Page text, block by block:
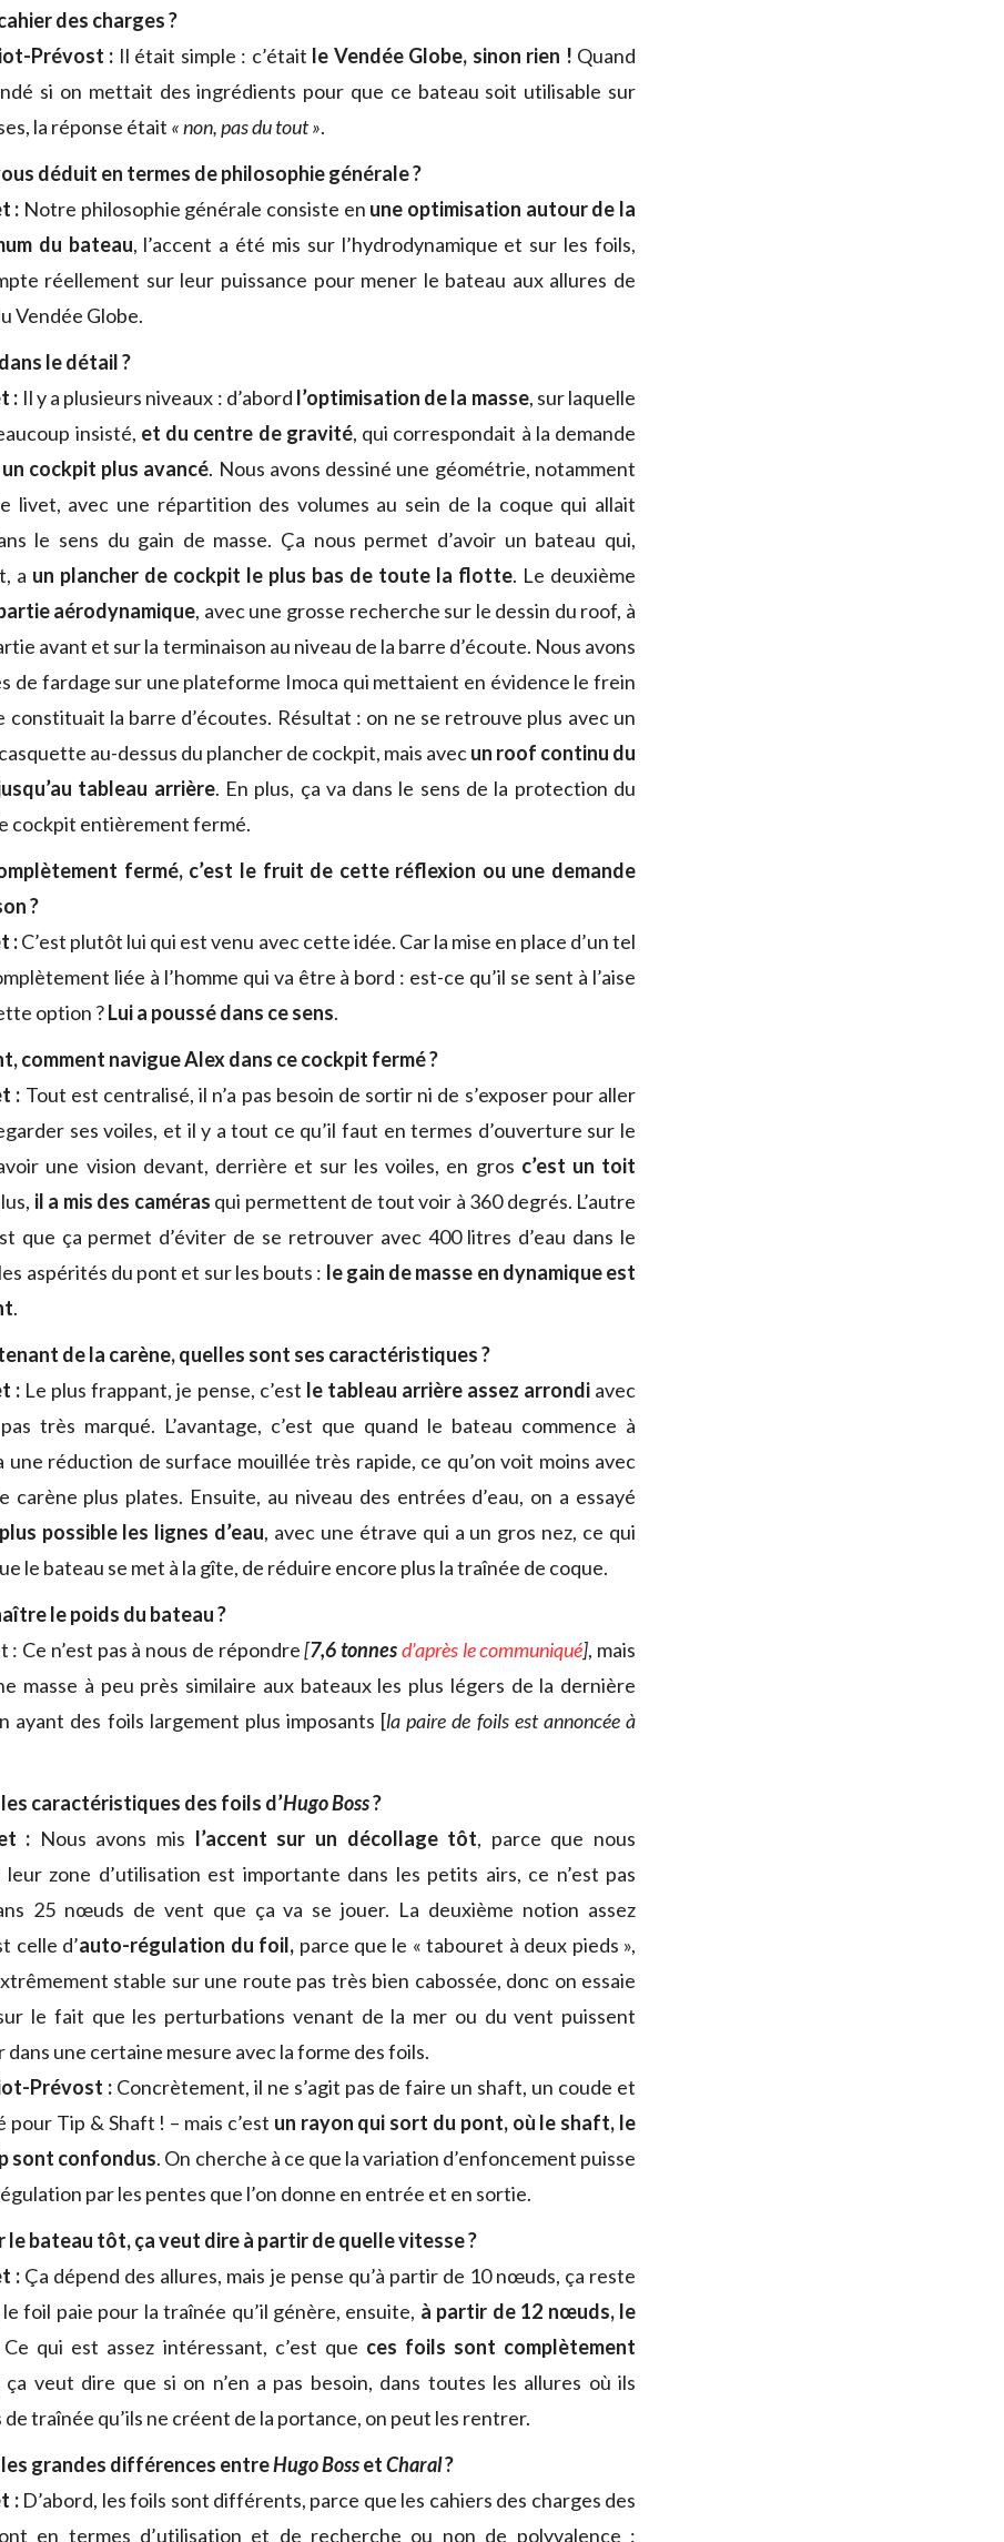
des charges ?
Prévost : Il était simple : c’était le Vendée Globe, sinon rien ! Quand
si on mettait des ingrédients pour que ce bateau soit utilisable sur
la réponse était « non, pas du tout ».
déduit en termes de philosophie générale ?
: Notre philosophie générale consiste en une optimisation autour de la
du bateau, l’accent a été mis sur l’hydrodynamique et sur les foils,
réellement sur leur puissance pour mener le bateau aux allures de
Vendée Globe.
le détail ?
: Il y a plusieurs niveaux : d’abord l’optimisation de la masse, sur laquelle
insisté, et du centre de gravité, qui correspondait à la demande
un cockpit plus avancé. Nous avons dessiné une géométrie, notamment
livet, avec une répartition des volumes au sein de la coque qui allait
le sens du gain de masse. Ça nous permet d’avoir un bateau qui,
a un plancher de cockpit le plus bas de toute la flotte. Le deuxième
aérodynamique, avec une grosse recherche sur le dessin du roof, à
avant et sur la terminaison au niveau de la barre d’écoute. Nous avons
de fardage sur une plateforme Imoca qui mettaient en évidence le frein
constituait la barre d’écoutes. Résultat : on ne se retrouve plus avec un
au-dessus du plancher de cockpit, mais avecun roof continu du
tableau arrière. En plus, ça va dans le sens de la protection du
cockpit entièrement fermé.
fermé, c’est le fruit de cette réflexion ou une demande
?
:C’est plutôt lui qui est venu avec cette idée. Car la mise en place d’un tel
liée à l’homme qui va être à bord : est-ce qu’il se sent à l’aise
option ?Lui a poussé dans ce sens.
comment navigue Alex dans ce cockpit fermé ?
: Tout est centralisé, il n’a pas besoin de sortir ni de s’exposer pour aller
ses voiles, et il y a tout ce qu’il faut en termes d’ouverture sur le
une vision devant, derrière et sur les voiles, en gros c’est un toit
il a mis des caméras qui permettent de tout voir à 360 degrés. L’autre
que ça permet d’éviter de se retrouver avec 400 litres d’eau dans le
aspérités du pont et sur les bouts : le gain de masse en dynamique est
.
de la carène, quelles sont ses caractéristiques ?
: Le plus frappant, je pense, c’est le tableau arrière assez arrondiavec
très marqué. L’avantage, c’est que quand le bateau commence à
une réduction de surface mouillée très rapide, ce qu’on voit moins avec
carène plus plates. Ensuite, au niveau des entrées d’eau, on a essayé
possible les lignes d’eau, avec une étrave qui a un gros nez, ce qui
le bateau se met à la gîte, de réduire encore plus la traînée de coque.
le poids du bateau ?
: Ce n’est pas à nous de répondre[7,6 tonnesd’après le communiqué], mais
masse à peu près similaire aux bateaux les plus légers de la dernière
ayant des foils largement plus imposants [la paire de foils est annoncée à
caractéristiques des foils d’Hugo Boss?
: Nous avons mis l’accent sur un décollage tôt, parce que nous
leur zone d’utilisation est importante dans les petits airs, ce n’est pas
25 nœuds de vent que ça va se jouer. La deuxième notion assez
celle d’auto-régulation du foil, parce que le « tabouret à deux pieds »,
stable sur une route pas très bien cabossée, donc on essaie
le fait que les perturbations venant de la mer ou du vent puissent
dans une certaine mesure avec la forme des foils.
Prévost :Concrètement, il ne s’agit pas de faire un shaft, un coude et
pour Tip & Shaft ! – mais c’est un rayon qui sort du pont, où le shaft, le
sont confondus. On cherche à ce que la variation d’enfoncement puisse
par les pentes que l’on donne en entrée et en sortie.
le bateau tôt, ça veut dire à partir de quelle vitesse ?
: Ça dépend des allures, mais je pense qu’à partir de 10 nœuds, ça reste
foil paie pour la traînée qu’il génère, ensuite, à partir de 12 nœuds, le
Ce qui est assez intéressant, c’est que ces foils sont complètement
ça veut dire que si on n’en a pas besoin, dans toutes les allures où ils
traînée qu’ils ne créent de la portance, on peut les rentrer.
grandes différences entreHugo BossetCharal?
: D’abord, les foils sont différents, parce que les cahiers des charges des
en termes d’utilisation et de recherche ou non de polyvalence :